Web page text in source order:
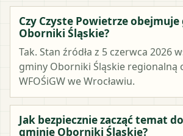
Czy Czyste Powietrze
Oborniki Śląskie?
Tak. Stan źródła z 5 czerwca 2026
gminy Oborniki Śląskie regionalną
WFOŚiGW we Wrocławiu.
Jak bezpiecznie zacząć temat
gminie Oborniki Śląskie?